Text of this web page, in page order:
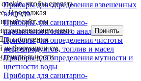
Приборы для определения взвешенных
веществ
Приборы для санитарно-
паразитологического анализа
Приборы для определения чистоты
нефтепродуктов, топлив и масел
Приборы для определения мутности и
цветности воды
Приборы для санитарно-
чтобы сделать
Продолжая
сайт, вы
нами
получения
информации см.
.
Принять